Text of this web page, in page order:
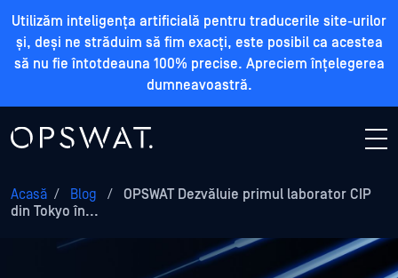
Utilizăm inteligența artificială pentru traducerile site-urilor
și, deși ne străduim să fim exacți, este posibil ca acestea
să nu fie întotdeauna 100% precise. Apreciem înțelegerea
dumneavoastră.
Acasă / Blog /
OPSWAT Dezvăluie primul laborator CIP
din Tokyo în...